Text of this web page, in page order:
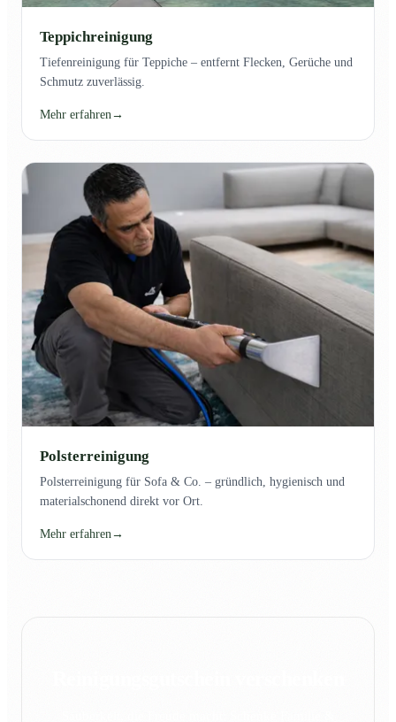
Teppichreinigung
Tiefenreinigung für Teppiche – entfernt Flecken, Gerüche und
Schmutz zuverlässig.
Mehr erfahren →
Polsterreinigung
Polsterreinigung für Sofa & Co. – gründlich, hygienisch und
materialschonend direkt vor Ort.
Mehr erfahren→